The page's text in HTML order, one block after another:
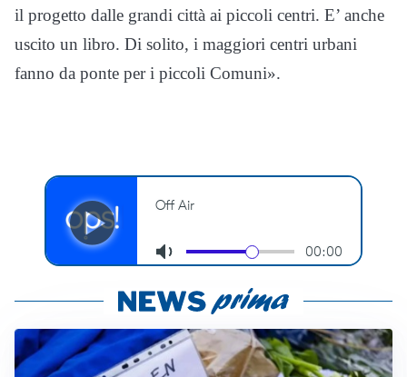
il progetto dalle grandi città ai piccoli centri. E’ anche
uscito un libro. Di solito, i maggiori centri urbani
fanno da ponte per i piccoli Comuni».